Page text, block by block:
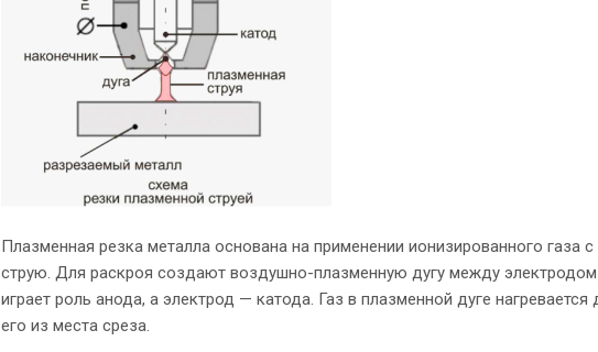
Плазменная резка металла основана на применении ионизированного
струю. Для раскроя создают воздушно-плазменную дугу между
играет роль анода, а электрод — катода. Газ в плазменной дуге
его из места среза.